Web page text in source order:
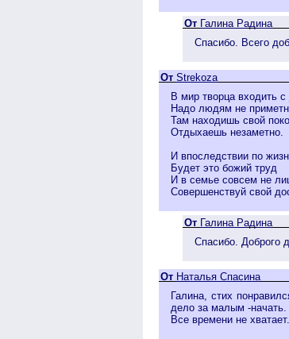
От Галина Радина
Спасибо. Всего
От Strekoza
В мир творца входить
Надо людям не
Там находишь свой
Отдыхаешь незаметно.
И впоследствии по
Будет это божий труд
И в семье совсем не
Совершенствуй свой
От Галина Радина
Спасибо. Доброго
От Наталья Спасина
Галина, стих
дело за малым -начать.
Все времени не